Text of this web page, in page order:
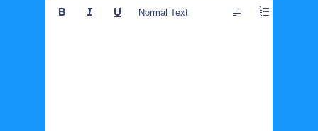
Normal Text